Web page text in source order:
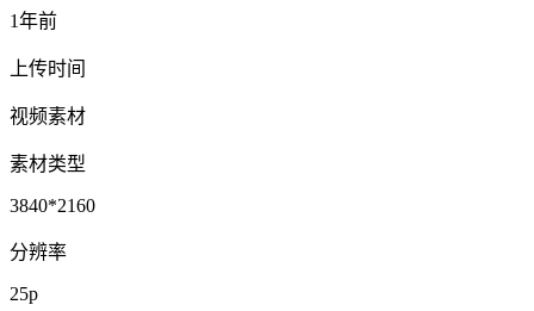
1年前
上传时间
视频素材
素材类型
3840*2160
分辨率
25p